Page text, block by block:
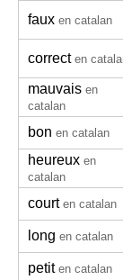
faux en catalan
correct en
mauvais en
catalan
bon en catalan
heureux en
catalan
court en catalan
long en catalan
petit en catalan